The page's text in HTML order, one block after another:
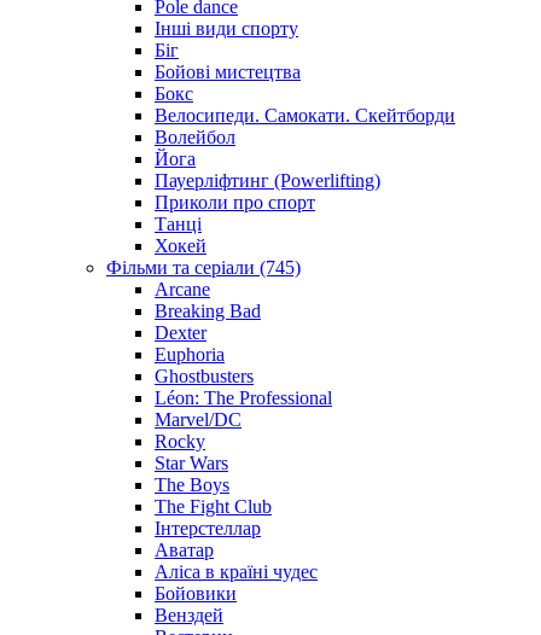
Pole dance
Інші види спорту
Біг
Бойові мистецтва
Бокс
Велосипеди. Самокати. Скейтборди
Волейбол
Йога
Пауерліфтинг (Powerlifting)
Приколи про спорт
Танці
Хокей
Фільми та серіали (745)
Arcane
Breaking Bad
Dexter
Euphoria
Ghostbusters
Léon: The Professional
Marvel/DC
Rocky
Star Wars
The Boys
The Fight Club
Інтерстеллар
Аватар
Аліса в країні чудес
Бойовики
Венздей